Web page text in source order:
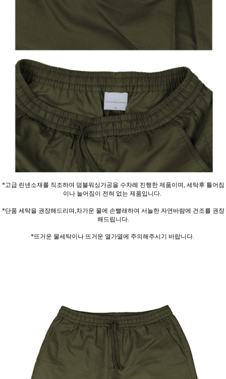
*고급 린넨소재를 직조하여 덤블워싱가공을 수차례 진행한 제품이며, 세탁후 틀어짐
이나 늘어짐이 전혀 없는 제품입니다.
*단품 세탁을 권장해드리며,차가운 물에 손빨래하여 서늘한 자연바람에 건조를 권장
해드립니다.
*뜨거운 물세탁이나 뜨거운 열가열에 주의해주시기 바랍니다.